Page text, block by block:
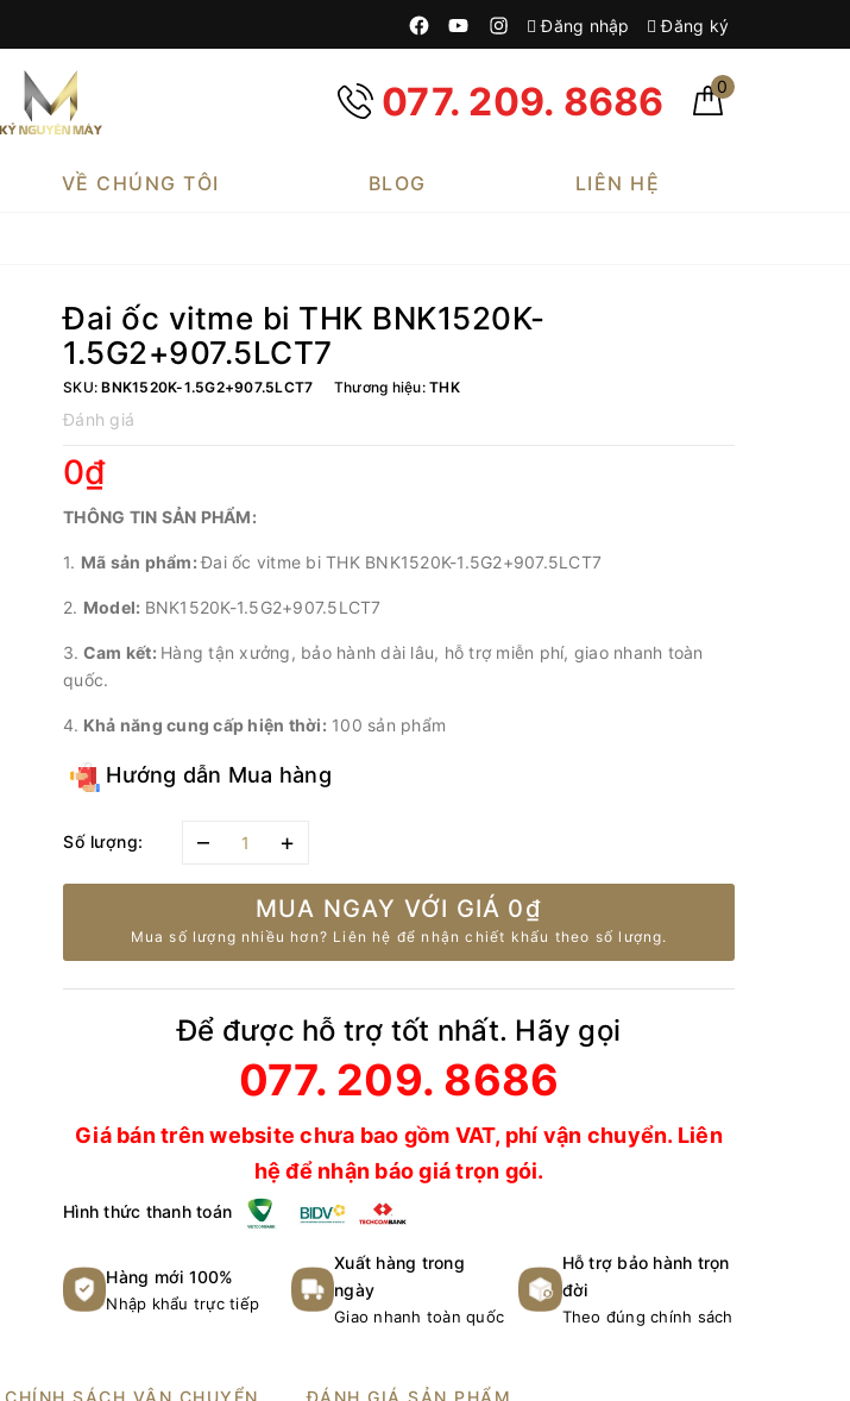
Đăng nhập Đăng ký
077. 209. 8686 0
VỀ CHÚNG TÔI BLOG LIÊN HỆ
Đai ốc vitme bi THK BNK1520K-
1.5G2+907.5LCT7
SKU:BNK1520K-1.5G2+907.5LCT7 Thương hiệu: THK
Đánh giá
0₫
THÔNG TIN SẢN PHẨM:
1. Mã sản phẩm:Đai ốc vitme bi THK BNK1520K-1.5G2+907.5LCT7
2. Model: BNK1520K-1.5G2+907.5LCT7
3. Cam kết: Hàng tận xưởng, bảo hành dài lâu, hỗ trợ miễn phí, giao nhanh toàn
quốc.
4. Khả năng cung cấp hiện thời: 100 sản phẩm
Hướng dẫn Mua hàng
Số lượng: – +
MUA NGAY VỚI GIÁ 0₫
Mua số lượng nhiều hơn? Liên hệ để nhận chiết khấu theo số lượng.
Để được hỗ trợ tốt nhất. Hãy gọi
077. 209. 8686
Giá bán trên website chưa bao gồm VAT, phí vận chuyển. Liên
hệ để nhận báo giá trọn gói.
Hình thức thanh toán
Hàng mới 100%
Nhập khẩu trực tiếp
Xuất hàng trong
ngày
Giao nhanh toàn quốc
Hỗ trợ bảo hành trọn
đời
Theo đúng chính sách
CHÍNH SÁCH VẬN CHUYỂN ĐÁNH GIÁ SẢN PHẨM